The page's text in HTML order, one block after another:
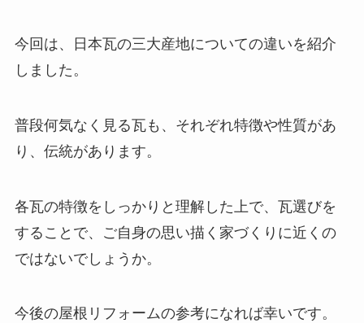
今回は、日本瓦の三大産地についての違いを紹介
しました。
普段何気なく見る瓦も、それぞれ特徴や性質があ
り、伝統があります。
各瓦の特徴をしっかりと理解した上で、瓦選びを
することで、ご自身の思い描く家づくりに近くの
ではないでしょうか。
今後の屋根リフォームの参考になれば幸いです。